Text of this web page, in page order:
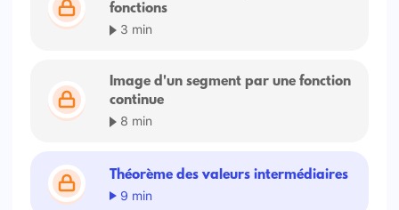
fonctions
3 min
Image d'un segment par une fonction
continue
8 min
Théorème des valeurs intermédiaires
9 min